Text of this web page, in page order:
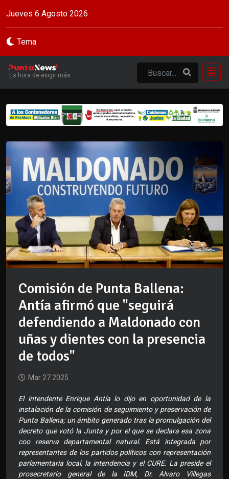
Jueves 6 Agosto 2026
Tema
Es hora de exigir más
Comisión de Punta Ballena:
Antía afirmó que "seguirá
defendiendo a Maldonado con
uñas y dientes con la presencia
de todos"
Mar 27 2025
El intendente Enrique Antía lo dijo en oportunidad de la
instalación de la comisión de seguimiento y preservación de
Punta Ballena; un ámbito generado tras la promulgación del
decreto que votó la Junta y por el que se declara esa zona
coo reserva departamental natural. Está integrada por
representantes de los partidos políticos con representación
parlamentaria local, la intendencia y el CURE. La preside el
prosecretario general de la IDM, Dr. Alvaro Villegas